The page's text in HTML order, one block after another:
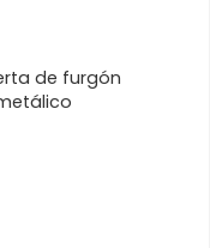
de furgón